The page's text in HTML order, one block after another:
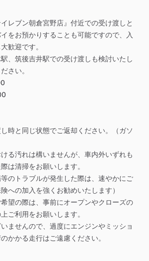
レブン朝倉宮野店』付近での受け渡しと
をお預かりすることも可能ですので、入
歓迎です。
、筑後吉井駅での受け渡しも検討いたし
さい。
時と同じ状態でご返却ください。（ガソ
る汚れは構いませんが、車内外いずれも
は清掃をお願いします。
等のトラブルが発生した際は、速やかにご
への加入を強くお勧めいたします）
希望の際は、事前にオープンやクローズの
ご利用をお願いします。
ませんので、過度にエンジンやミッショ
かかる走行はご遠慮ください。